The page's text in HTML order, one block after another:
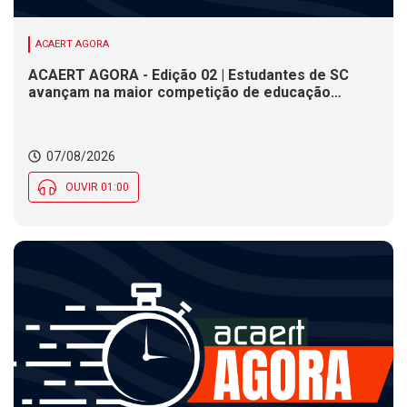
ACAERT AGORA
ACAERT AGORA - Edição 02 | Estudantes de SC
avançam na maior competição de educação
Social nesta sexta (7)
07/08/2026
OUVIR 01:00